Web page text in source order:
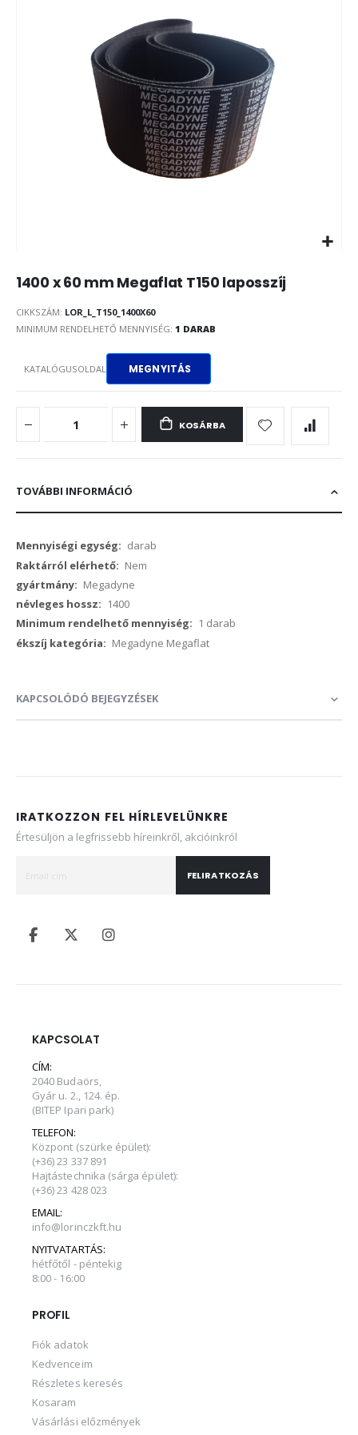
1400 x 60 mm Megaflat T150 laposszíj
CIKKSZÁM LOR_L_T150_1400X60
MINIMUM RENDELHETŐ MENNYISÉG: 1 DARAB
KATALÓGUSOLDAL MEGNYITÁS
KOSÁRBA
TOVÁBBI INFORMÁCIÓ
További
információ
darab
Nem
Megadyne
1400
1 darab
Megadyne Megaflat
KAPCSOLÓDÓ BEJEGYZÉSEK
IRATKOZZON FEL HÍRLEVELÜNKRE
Értesüljön a legfrissebb híreinkről, akcióinkról
FELIRATKOZÁS
KAPCSOLAT
CÍM:
2040 Budaörs,
Gyár u. 2., 124. ép.
(BITEP Ipari park)
TELEFON:
Központ (szürke épület):
(+36) 23 337 891
Hajtástechnika (sárga épület):
(+36) 23 428 023
EMAIL:
info@lorinczkft.hu
NYITVATARTÁS:
hétfőtől - péntekig
8:00 - 16:00
PROFIL
Fiók adatok
Kedvenceim
Részletes keresés
Kosaram
Vásárlási előzmények